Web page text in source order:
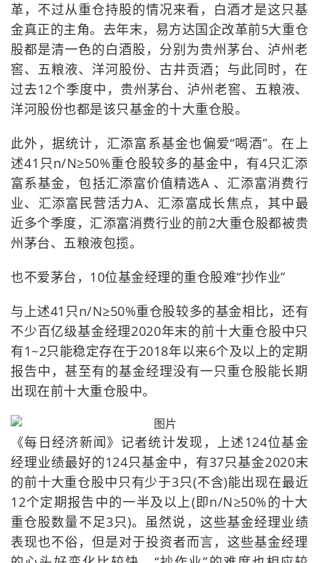
革，不过从重仓持股的情况来看，白酒才是这只基
金真正的主角。去年末，易方达国企改革前5大重仓
股都是清一色的白酒股，分别为贵州茅台、泸州老
窖、五粮液、洋河股份、古井贡酒；与此同时，在
过去12个季度中，贵州茅台、泸州老窖、五粮液、
洋河股份也都是该只基金的十大重仓股。
此外，据统计，汇添富系基金也偏爱“喝酒”。在上
述41只n/N≥50%重仓股较多的基金中，有4只汇添
富系基金，包括汇添富价值精选A 、汇添富消费行
业、汇添富民营活力A、汇添富成长焦点，其中最
近多个季度，汇添富消费行业的前2大重仓股都被贵
州茅台、五粮液包揽。
也不爱茅台，10位基金经理的重仓股难“抄作业”
与上述41只n/N≥50%重仓股较多的基金相比，还有
不少百亿级基金经理2020年末的前十大重仓股中只
有1~2只能稳定存在于2018年以来6个及以上的定期
报告中，甚至有的基金经理没有一只重仓股能长期
出现在前十大重仓股中。
《每日经济新闻》记者统计发现，上述124位基金
经理业绩最好的124只基金中，有37只基金2020末
的前十大重仓股中只有少于3只(不含)能出现在最近
12个定期报告中的一半及以上(即n/N≥50%的十大
重仓股数量不足3只)。虽然说，这些基金经理业绩
表现也不俗，但是对于投资者而言，这些基金经理